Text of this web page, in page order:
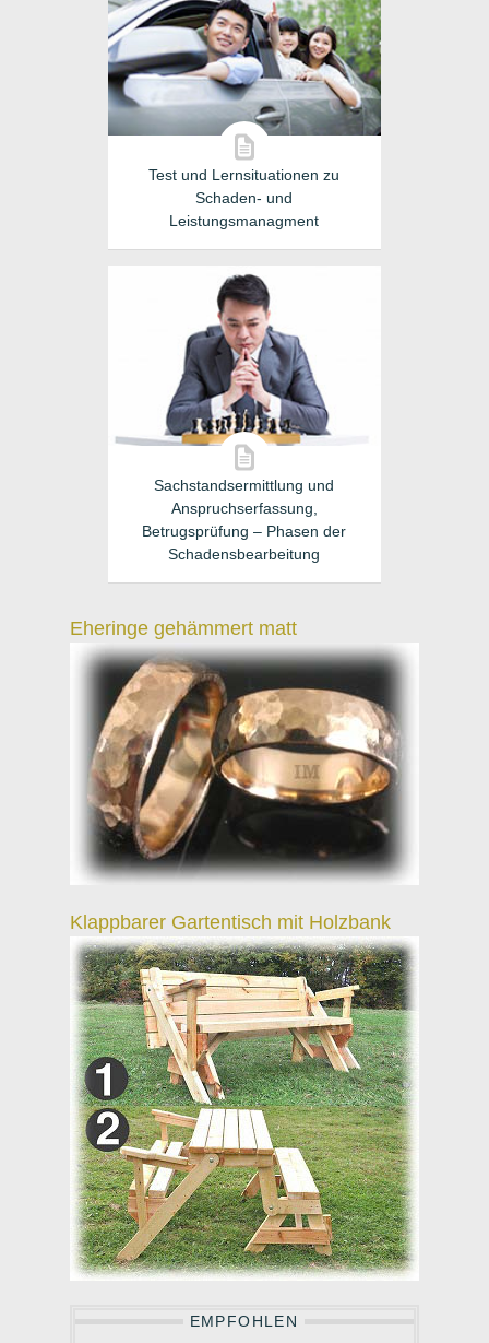
Test und Lernsituationen zu
Schaden- und
Leistungsmanagment
Sachstandsermittlung und
Anspruchserfassung,
Betrugsprüfung – Phasen der
Schadensbearbeitung
Eheringe gehämmert matt
Klappbarer Gartentisch mit Holzbank
EMPFOHLEN